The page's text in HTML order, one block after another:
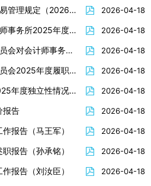
2026-04-18
中国建筑股份有限公司关联交易管理规定（2026年修订草案）
2026-04-18
中国建筑股份有限公司对会计师事务所2025年度履职情况的评估报告
2026-04-18
中国建筑董事会审计与风险委员会对会计师事务所2025年度履行监督职责情况报告
2026-04-18
中国建筑董事会审计与风险委员会2025年度履职情况报告
2026-04-18
中国建筑董事会对独立董事2025年度独立性情况的专项意见
2026-04-18
报告
2026-04-18
报告（马王军）
2026-04-18
报告（孙承铭）
2026-04-18
报告（刘汝臣）